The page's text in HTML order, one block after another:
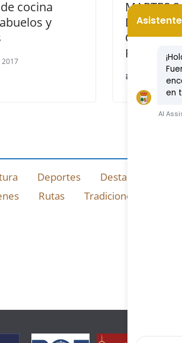
cocina
y
2017
MARTES
CALLES
PUEBLO
22 marzo,
Deportes Destacado
Rutas Tradiciones